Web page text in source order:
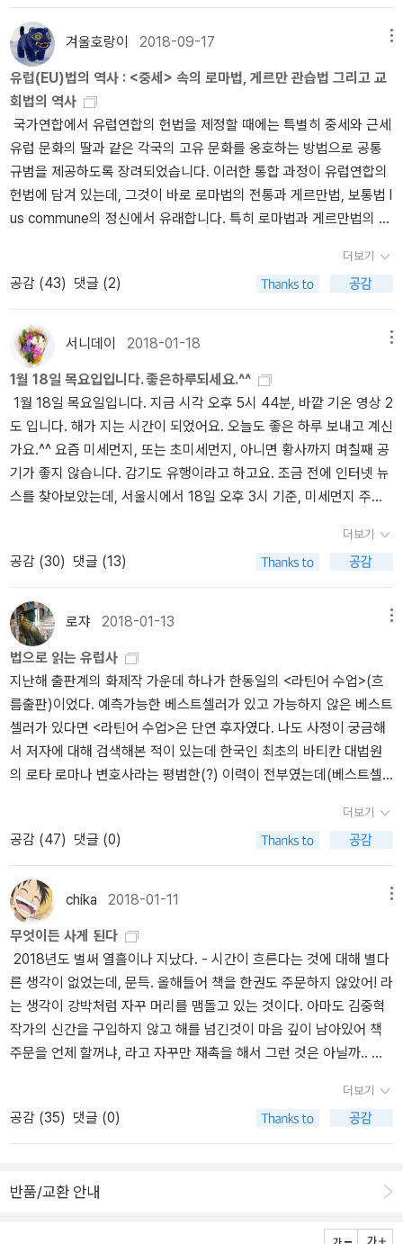
돌아온 보통법 첫 1000년 동안 권위와 정의에서 정점을 누렸던 교회
법은 일반시민법보다 더 상위에 위치해 있었다. 이로 인해 성경이 법
률적 차원의 공동 유산이자 공통 규범으로 자리잡고, 점차 모든 것의
근원으로 분류되었지만, 시간이 흐르면서 현실 문제를 해결하는 데
성경이 모든 것의 원천이 될 수 없었다. 1234년 그레고리오 9세에 의
해 『별권Liber Extra』이 반포되는데, 이는 처음으로 교황의 뜻을 보편
적 가치로 제시한 문헌일 뿐 아니라, 법령집을 만드는 과정에서 유스
티니아누스의 방법론을 사용했다는 점에서 의의가 있다. 이후 발간된
『보니파시오 8세 법령집』에서 88개 항의 ‘법의 원칙’은 훗날 유럽의
보통법으로 발전하게 된다. ▲교회법 + 일반시민법 = 교회법 보통법
은 교회법과 일반시민법의 공통분모를 수용해 발전시킨 것이다. 근대
초기의 학자들은 중세 라틴어를 거부하고 키케로 등의 고전 라틴어
그의 정의는 놀라울 정도로 탁월하다. “따라서 가장 현명한 사람들은
법에서 출발하는 것을 선호했으며 (…) 법은 자연에서 받아들여진 최
고의 이성이다. 그와 같은 이성이 인간의 정신 안에서 확증되고 완전
할 때 법이 된다.” 나아가 키케로는 “우리는 최상의 법에서 참다운 법
의 원천이 형성된다는 것을 알 수 있으며, 그것은 모든 인류에게 공통
적이고 어떠한 성문법이나 모든 도시국가에서 제정한 법보다 먼저 태
동했다. (…) 따라서 어떠한 것도 이성보다 나은 것이 없는 것으로 미
루어 (…) 그것이 법이 되며 우리는 법으로 인간을 신과 함께 결합한
로마 가톨릭교회의 교조적인 학문 풍토에서 벗어나 법과 그 외의 학
문들이 인문주의자들에게 넘어가도록 만든 것이다. 14세기부터는 고
는 법체계가 등장했다. 이것이 바로 우리가 흔히 ‘공통법’ 또는 ‘보통
법’으로 번역하는 ‘유스 코무네Ius commune’다. 이는 중세라는 시대
적 배경에 힘입어 교회법의 신념과 정치적·법률적 개념을 통합하는
법률 체계를 고안하게 된 것으로, ‘양법兩法’이라 불렀다. 그리고 이
양법 체계를 모두 수용한 보통법의 법률 전통이 탄생하게 된다. 보통
법의 법률 전통은 서구 유럽사회에서 전반적으로 통용되다가, 역사적
으로 세속주의 정신이 등장하고 근대 국가가 출현하면서 역사의 뒤안
길로 사라졌다. 그러나 최근에 ‘하나의 유럽’이라는 이상의 기치를 들
보통법의 관점에서 유럽연합의 법률을 통일하고자 시도하고 있다. 이
러한 법률 환경의 변화는 동시에 유럽의 법원들, 특히 유럽최고재판
소의 실무에서 공통적인 법의 일반 원칙으로 되돌아가도록 했다. 이
는 결국 보통법으로의 회귀를 의미하며, 결국 로마법과 교회법의 정
신으로 돌아가는 것을 뜻한다. 양법의 법률 전통은 오늘날 이탈리아
의 법학전문대학원에 그대로 남아 있는데, 이는 보통법의 법률 전통
과 교회의 영향력이 유럽사회의 사법 영역에 아직도 남아 있기 때문
이다. 세속주의가 지배하다 근대에 들어 인문주의 사조가 새롭게 등
장하는데, 법학적 관심사에서 눈여겨볼 것은 ‘세속주의’ 개념의 출현
이다. 다시 말해 교회 권력이 시민사회로 옮겨가고 세속권력으로부터
교회 재산이 몰수당하는 일들을 겪는데, 이것이 세속주의이며 다른
우월주의에 반발해서 나온 용어로 일반 국민 입장에서 보면 교회가
지배하던 모든 가치 체계로부터의 독립을 뜻한다. 즉 국가는 특정 종
교에 특권을 부여하지 않고 정치적 의사 결정이 종교의 간섭을 받지
한다. 이는 오늘날 대다수의 국가가 헌법에 있어 정치와 종교가 분리
0조 역시 “모든 국민은 종교의 자유를 가진다. 국교는 인정되지 아니
읽는 유럽사>(사월의책), 그리고 특색 있는 유럽사로는 한동일 교수
의 <법으로 읽는 유럽사>, 백승종 교수의 <도시로 보는 유럽사>(사
우) 등도 참고할 수 있는 책들이다. 그런 가운데 '서프라이즈'에 해당
하는 책은 작가 D.H. 로렌스의 <유럽사 이야기>(페이퍼로드)다. 형편
이 어려웠던 시절에 옥스퍼드대학으로부터 제안을 받고 집필하여 가
명으로 발표한 책이라고. 로렌스에 대해서 여러 번 강의에서 다루었
지만, 나도 존재를 몰랐던 책이다(원저를 찾아봐야겠다). 아무려나 로
렌스의 역사책이라는 이유만으로 흥미를 갖게 되는 책이다. 작가가
역사서를 쓰는 건 드문 일은 아니어서 찰스 디킨스도 <영국사 산책>
을 펴낸 바 있다. 앙드레 모루아의 <영국사> 외 다수의 영국사를 갖고
있는 터라 비교해서 읽어본다는 생각은 오래 전부터 갖고 있었지만
있기에 참고할 수 있다...
법제사 교과서를 직접 읽으면 당연히 좋고 바람직하겠지만...특히 로
스쿨 도입 이후로는, 우리말로 이 정도로 편하게 분위기라도 훑을 수
있는 교과서나 책이 명맥조차 이어지지 못하고 있는 것이 현실 아니
겠는가...그동안 국내 법학자가 낸 책들로는... (아래는 '국가자료종합
목록' https://www.nl.go.kr/kolisnet/index.do 검색결과)김증한 ,
『서양법제사』(1953년에 양문사에서 나왔다가 1955년 또는 1956년
에 박영사에서 신정판이 나오고 이를 1969년에 마지막으로 다시 찍
은 것 같다)박광서, 『법제사대요』(1962년 일우사에서 나왔다가 196
8년 종의사, 1985년 대명출판사에서 옮겨 찍은 것 같다)곽윤직, 『대
륙법』(1962년 박영사)이태재, 『서양법제사(개설)』(1963년 진명문
다)현승종, 『서양법제사』(1964년 박영사에서 처음 나온 뒤, 1987년
또는 1992년에 마지막으로 다시 찍은 것 같다)황적인, 『로마법, 서양
법제사』(1981년 박영사에서 처음 나온 뒤, 1997년 마지막으로 다시
찍은 것 같다)김세신, 『서양법제사론』(1986년 법문사에서 처음 나
와 1998년 마지막으로 다시 찍은 것 같다)정도가 있는 것 같다. 사실
상 1950, 60년대에 1세대 법학자들이 독일법제사 위주로 처음 소개
한 이래, 황적인, 김세신 교수님의 1980년대 저작, 그리고는 최종고
교수님 책이 전부인 것이다.'위대한 역사적 사실은 대부분이 동시에
법적 사실이기도 하다.'(Heinrich Mitteis, 1971) 또 그것은 당대 경제
현실의 반영이다(영국사를 예로 들면, 정복왕 윌리엄이 1085년 처음
실시한 '토지등록제'는 이후 영국 경제발전을 이끌어 7세기 뒤 산업혁
명의 기틀을 닦았다는 평가까지 받고, 1215년 존 왕과 귀족들 사이에
휘하고 있다).법적, 제도적 관점에서 경제사를 파고드는 단계까지는
쪼그라들고 말았으니, 우리의 지적 문화가 대단히 빈약한 토대 위에
서있음을 생각하지 않을 수 없다. 로스쿨 교육과, 이를 과잉결정하는
변호사시험제도에 대해서도 재검토가 필요하다(그렇다고 더 이상 사
법시험제도로 돌아갈 수는 없다고 본다).그나마 올해 일본학자가 쓴
책이 한 권 번역되어 나왔는데, 학문의 기초체력이라는 면에서는 일
본 정도라도 따라갈 수나 있을지 모르겠다(그래도 정말, '덕 중의 덕
은 양덕'인 것 같다). 아무튼 '법사학 번역총서 1'이라는 '선언'을 담고
나온 책이니 기대가 크다. 그리스에서 역사학을 공부하신 최자영 교
수님께서 2007년에, 『고대 그리스 법제사』라는 무려 961쪽 분량의
책을 내셨는데, 로마법 사료의 번역에 관하여 로마법의 대가이신 최
병조 교수님의 비판과 재반박이 이어졌다. 두 분의 논쟁을 평가할 만
한 능력은 전혀 없지만, 우리 풍토에서는 지극히 귀한 논쟁이었다고
보고 싶다. 이 책은 2008년 문화체육관광부 추천도서로까지 선정되
었는데, 현재는 유통이 중단되어 구할 수 없는 상태이다. 최자영 교수
님께서 10년만에 다시, 관련하여 논문을 내면서 쓰신 제목을 보니 아
마도 개정판이 곧 나올 모양이다. 새롭게 나온 논문을 보니 논쟁은 해
피엔딩이 되는 것 같다(2019년 논문은 이 글을 쓰면서 발견하였는
데, 훈훈한 마무리에 감동해서 살짝 소름이 돋았다). 1. 최병조,“로마
법사료의 이해에 대한 촌평 -최자영, 『고대그리스법제사』(아카넷, 2
007)의 출판에 즈음하여-”, 서양고전학연구, 제31집 (2008. 3.) htt
ps://www.kci.go.kr/kciportal/ci/sereArticleSearch/ciSereArtiVi
ew.kci?sereArticleSearchBean.artiId=ART0013543202. 최자
년 논문을 보시면 될 것 같다.)3. 최병조, “최자영, 『고대그리스법제
사』(아카넷, 2007)의 로마법 관련 부분에 대한재 촌평: 저자의 반론
겨울호랑이 2018-09-17
유럽(EU)법의 역사 : <중세> 속의 로마법, 게르만 관습법 그리고 교
회법의 역사
국가연합에서 유럽연합의 헌법을 제정할 때에는 특별히 중세와 근세
유럽 문화의 딸과 같은 각국의 고유 문화를 옹호하는 방법으로 공통
규범을 제공하도록 장려되었습니다. 이러한 통합 과정이 유럽연합의
헌법에 담겨 있는데, 그것이 바로 로마법의 전통과 게르만법, 보통법 I
us commune의 정신에서 유래합니다. 특히 로마법과 게르만법의 전
6) <법으로 읽는 유럽사> 中 <법으로 읽은 유럽사>에서는 유럽연합
(EU) 헌법의 정신을 로마법과 게르만법, 그리고 보통법에서 찾고 있
는데, 본문에서는 각각의 법(法)의 기원과 법의 변천을 통해 유럽이
어떻게 규정되었는가를 잘 보여주고 있다. 이러한 사실은 다음과 같
은 추천의 글을 통해서도 확인하게 된다. 로마 교황청의 대법원인 로
타 로마나의 변호사인 저자는 유럽법의 핵심에는 로마법과 교회법이
있으며, 이 두 요소가 중세에 보통법이라는 모습으로 통합되었음을
잘 설명하고 있다. <법으로 읽은 유럽사> 추천의 글 中 로마법학은
당대에 구체적인 법 규범을 규정하는 학문이라기보다는 지성적인 학
문, 즉 원칙과 이론의 총체로서의 '기록된 이성 ratio scipta'을 구성했
습니다. 반면 교회법학은 그 원칙들을 현실에 확대 적용한 그 시대의
태동하게 됩니다(p295) <법으로 읽는 유럽사> 中 추천사에서처럼
<법으로 읽는 유럽사>에서는 학문으로서 정립된 '로마법'이 로마제국
멸망 후 게르만의 '관습법'을 만나 교회에 의해 '보통법'으로 종합되는
과정을 잘 보여주고 있다. 다만, 책 중간에 삽입된 라틴어 법률 조항은
비전문가들의 읽는 속도를 현저하게 떨어뜨리는 면이 있다. 그래서,
이번 페이퍼에서는 법률 조항에 관련된 사항은 걷어 내고 로마법과
게르만 관습법이 어떻게 결합되었는지를 움베르트 에코(Umberto E
co, 1932 ~ 2016)의 <중세> 시리즈를 통해 정리해 보고자 한다. 1.
로마법의 정리 : 유스티아누스 [사진] 유스티아누스 1세(사진출처 :
위키백과) <법으로 읽는 유럽사>에서 저자는 로마법은 원칙과 이성
그리고 보편적인 가치와 이상을 담은 형이상학적 원리가 담겨진 법이
라고 규정하고 있다. 그렇지만, 실상 로마법은 동로마 황제 유스티아
65)에 의해 〈칙법휘찬〉(Codex Constitutionum), 〈학설휘찬〉(Diges
법이 아니었다. 사고를 규정하던 로마법은 유스티아누스의 집대성 이
후에야 오늘날 <로마법 대전(Corpus Juris Civilis)>이라 부르는 법
전의 모습을 갖출 수 있게 되었다. 로마가 법으로 세계를 지배할 수 있
었던 것은 법의 내용이 시대를 초월해 인류가 추구해야 할 보편적인
가치와 이상을 담고 있었기 때문입니다... 로마사법과 로마민법은 개
인의 자유와 이익을 보장하고 보호하면서, 역사의 계속성을 유지해왔
고, 로마법은 인류 보편의 이상을 향해 발전해나갔기 때문에 시공을
초월한 법문화의 가치로 남을 수 있었습니다.(p87) <법으로 읽는 유
럽사> 中 로마법은 늘 동일한 특성을 지니지 않았으며, 단 한 번도
법전으로 편찬된 적이 없었다. 5세기에 서로마 제국이 결정적으로 쇠
퇴의 길로 접어들자, 동로마 제국에서는 로마 제국의 법률 자료를 편
제국 황제인 유스티아누스는 법률뿐 아니라 로마의 판례까지 포함하
더보기
공감 (43) 댓글 (2)
서니데이 2018-01-18
1월 18일 목요입입니다. 좋은하루되세요.^^
1월 18일 목요일입니다. 지금 시각 오후 5시 44분, 바깥 기온 영상 2
도 입니다. 해가 지는 시간이 되었어요. 오늘도 좋은 하루 보내고 계신
가요.^^ 요즘 미세먼지, 또는 초미세먼지, 아니면 황사까지 며칠째 공
기가 좋지 않습니다. 감기도 유행이라고 하고요. 조금 전에 인터넷 뉴
스를 찾아보았는데, 서울시에서 18일 오후 3시 기준, 미세먼지 주의
중부는 오후 4시 기준, 초미세먼지 주의보를 해제했다고 합니다. (내
용수정합니다. 경기 남부지역은 오후 5시 기준 해제되었습니다.) 서
울은 미세먼지가 일정 기준 이하로 내려갔지만, 수도권이 아닌 다른
지역은 미세먼지 수치가 상당히 높습니다. 어제까지만 해도, 수도권
의 미세먼지 농도가 높은 편이었지만, 오늘은 반대의 상황이 되어서,
서울 69, 인천 67, 경기 71이지만, 수도권을 제외한 다른 지역은 87
에서 148 사이입니다. 며칠간 공기가 좋았던 제주도 오늘은 114이
고, 강원 87, 경남과 부산이 94인 것을 제외하면 다른 지역은 100 이
상입니다. 어제보다 수치만 보아서는 더 나쁜 것 같아요. 미세먼지는
30~80까지는 보통, 80~150 사이가 나쁨인데, 경북은 나쁨이지만
매우 나쁨에 가깝습니다. 오늘은 초미세먼지도 주의하라는 이야기가
권과 강원 충남, 세종이 오늘은 다른 지역보다 수치가 낮은 편입니다.
서울 39, 인천 35, 세종 36, 경기 39, 충남과 강원 48 이고, 여기까
지는 파란 색으로 표시되지만, 그외 지역은 모두 붉은 색으로 대전 5
4가 가장 낮은 편이며, 울산 98이 가장 높습니다. 오늘은 제주 역시
초미세먼지가 83 입니다. 초미세먼지는 15~50 보통, 50~100 나쁨
입니다. 오늘 아침에 찾아보았을 때만 해도, 수도권 지역이 공기가 더
좋지 않다고 나왔습니다만, 오늘 오후가 되어서는 이전에는 많이 달
라졌습니다. 어쩌면 바람의 방향이 달라진 것일지도 모르지만, 한편
으로는 다시 오늘 저녁부터 조금씩 추워지는 것은 아닐지 모르겠습니
다. 날씨가 추워지면 미세먼지가 조금 적었던 것 같은 기분이 듭니
다. 오늘 사진은 지난해 4월에 찍은 사진입니다. 실제로는 작은 꽃이
어서 가까이 가서 찍었던 기억이 납니다.^^ 무슨 날씨가, 며칠 째 이런
러 가지 알레르기 질환을 비롯해서, 건강에 유해할 것 같은데, 마스크
데, 지난해 가을에 독감 예방주사를 맞긴 했지만, 올해는 3가 백신을
더보기
공감 (30) 댓글 (13)
로쟈 2018-01-13
법으로 읽는 유럽사
지난해 출판계의 화제작 가운데 하나가 한동일의 <라틴어 수업>(흐
름출판)이었다. 예측가능한 베스트셀러가 있고 가능하지 않은 베스트
셀러가 있다면 <라틴어 수업>은 단연 후자였다. 나도 사정이 궁금해
서 저자에 대해 검색해본 적이 있는데 한국인 최초의 바티칸 대법원
의 로타 로마나 변호사라는 평범한(?) 이력이 전부였는데(베스트셀
이와 관련해서는 <유럽법의 기원>(문예림)이 나온 게 있어서 구입했
었다.이번주에 <법으로 읽는 유럽사>(글항아리)가 출간되었기에 주
저가 나온 것인가 궁금했는데 책장을 열어보니 <유럽법의 기원>의
개정증보판이다. 그리고 <라틴어 수업>보다 먼저 준비하던 책이라
한다. <라틴어 수업>에 대한 들뜬 반응 때문에 ˝일반 독자들이 좀더
쉽게 읽을 수 있도록 원고를 조정해달라는 출판사의 부탁˝도 있었다
지만 저자는 여의치가 않았다고 고백한다. 결과적으로 이 책은 <라틴
어 수업>만큼 ‘읽기 쉬운 대중서‘는 아니다. <라틴어 수업>은 구입만
하고 읽지 않았다(만져보기는 했다). 설사 읽을 짬이 생겼다 하더라도
<유럽법의 기원>에 먼저 손이 갔을 터이다. 하지만 개정증보판이 나
왔으니 나로선 <법으로 읽는 유럽사>가 저자의 첫 책이다. 사사키 아
의 기원이 로마법과 교회법이다)에 관심을 갖게 되었는데 비로소 제
규모의 책과 만나게 되어 반갑다. 이런 종류의 책이 베스트셀러가 되
는 날도 올까?..
더보기
공감 (47) 댓글 (0)
chika 2018-01-11
무엇이든 사게 된다
2018년도 벌써 열흘이나 지났다. - 시간이 흐른다는 것에 대해 별다
른 생각이 없었는데, 문득. 올해들어 책을 한권도 주문하지 않았어! 라
는 생각이 강박처럼 자꾸 머리를 맴돌고 있는 것이다. 아마도 김중혁
작가의 신간을 구입하지 않고 해를 넘긴것이 마음 깊이 남아있어 책
주문을 언제 할꺼냐, 라고 자꾸만 재촉을 해서 그런 것은 아닐까.. 싶
고 주절대는 것은 좀 아닌거 아닐까.아무튼 정신없이 일에 치이다가,
국장님의 무개념원칙에 대한 발언때문에 더 일하기 싫어졌다. 그래서
오늘은 그냥 일하는 척 하면서 땡땡이나 치련다. 물론 이렇게 놀고 먹
을 해야하게 되겠지만 그래도 이렇게 놀고 싶을 때 놀 수 있다는 것이
눈치 볼 것도 없고. 이런 자유시간을 조금이나마 누려야지.
더보기
공감 (35) 댓글 (0)
반품/교환 안내